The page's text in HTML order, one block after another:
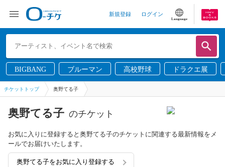
新規登録 ログイン
Language
BIGBANG ブルーマン 高校野球 ドラクエ展
チケットトップ 奥野てる子
奥野てる子 のチケット
お気に入りに登録すると奥野てる子のチケットに関連する最新情報をメ
ールでお届けいたします。
奥野てる子をお気に入り登録する